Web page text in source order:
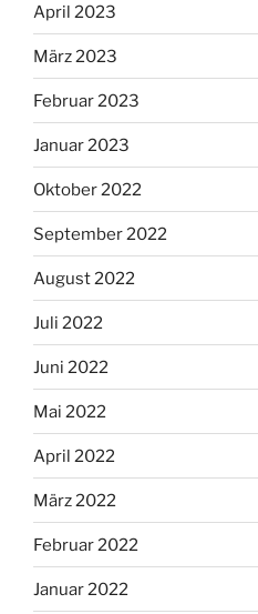
April 2023
März 2023
Februar 2023
Januar 2023
Oktober 2022
September 2022
August 2022
Juli 2022
Juni 2022
Mai 2022
April 2022
März 2022
Februar 2022
Januar 2022